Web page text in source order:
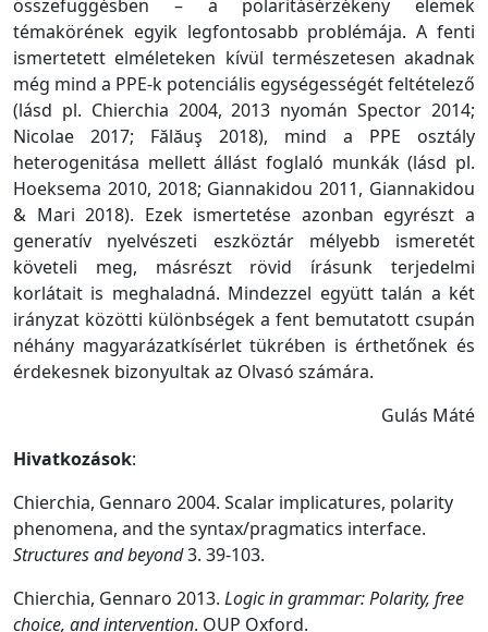
összefüggésben – a polaritásérzékeny elemek
témakörének egyik legfontosabb problémája. A fenti
ismertetett elméleteken kívül természetesen akadnak
még mind a PPE-k potenciális egységességét feltételező
(lásd pl. Chierchia 2004, 2013 nyomán Spector 2014;
Nicolae 2017; Fălăuş 2018), mind a PPE osztály
heterogenitása mellett állást foglaló munkák (lásd pl.
Hoeksema 2010, 2018; Giannakidou 2011, Giannakidou
& Mari 2018). Ezek ismertetése azonban egyrészt a
generatív nyelvészeti eszköztár mélyebb ismeretét
követeli meg, másrészt rövid írásunk terjedelmi
korlátait is meghaladná. Mindezzel együtt talán a két
irányzat közötti különbségek a fent bemutatott csupán
néhány magyarázatkísérlet tükrében is érthetőnek és
érdekesnek bizonyultak az Olvasó számára.
Gulás Máté
Hivatkozások:
Chierchia, Gennaro 2004. Scalar implicatures, polarity
phenomena, and the syntax/pragmatics interface.
Structures and beyond3. 39-103.
Chierchia, Gennaro 2013. Logic in grammar: Polarity, free
choice, and intervention. OUP Oxford.